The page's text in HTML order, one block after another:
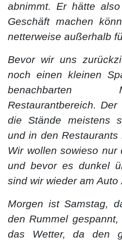
abnimmt. Er hätte
Geschäft machen
netterweise außerhalb
Bevor wir uns
noch einen kleinen
Restaurantbereich.
die Stände meistens
und in den
Wir wollen sowieso nur
und bevor es dunkel
sind wir wieder am Auto
Morgen ist Samstag,
den Rummel
das Wetter, da den